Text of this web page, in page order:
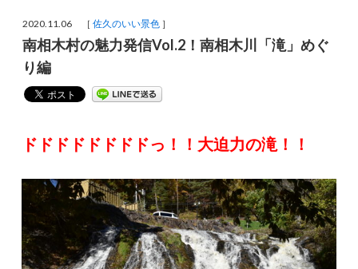
2020.11.06 ［佐久のいい景色 ］
南相木村の魅力発信Vol.2！南相木川「滝」めぐ
り編
ドドドドドドドドっ！！大迫力の滝！！